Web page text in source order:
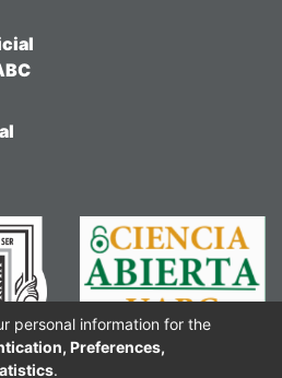
personal information for the
Preferences,
.